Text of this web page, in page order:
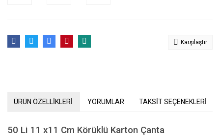
Karşılaştır
ÜRÜN ÖZELLİKLERİ YORUMLAR TAKSİT SEÇENEKLERİ
50 Li 11 x11 Cm Körüklü Karton Çanta